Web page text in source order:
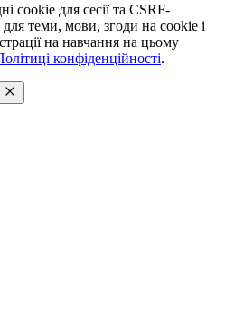
cookie для сесії та CSRF-
теми, мови, згоди на cookie і
на навчання на цьому
конфіденційності.